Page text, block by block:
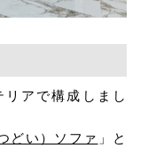
アで構成しまし
どい）ソファ 」と